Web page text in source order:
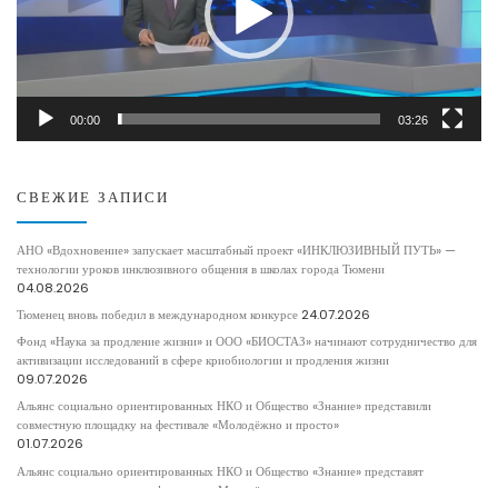
00:00 03:26
СВЕЖИЕ ЗАПИСИ
АНО «Вдохновение» запускает масштабный проект «ИНКЛЮЗИВНЫЙ ПУТЬ» —
технологии уроков инклюзивного общения в школах города Тюмени
04.08.2026
Тюменец вновь победил в международном конкурсе 24.07.2026
Фонд «Наука за продление жизни» и ООО «БИОСТАЗ» начинают сотрудничество для
активизации исследований в сфере криобиологии и продления жизни
09.07.2026
Альянс социально ориентированных НКО и Общество «Знание» представили
совместную площадку на фестивале «Молодёжно и просто»
01.07.2026
Альянс социально ориентированных НКО и Общество «Знание» представят